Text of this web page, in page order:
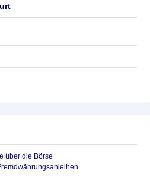
über die Börse